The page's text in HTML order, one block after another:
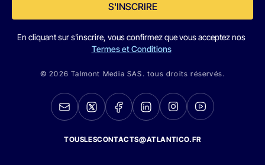
S'INSCRIRE
En cliquant sur s'inscrire, vous confirmez que vous acceptez nos
Termes et Conditions
© 2026 Talmont Media SAS. tous droits réservés.
TOUSLESCONTACTS@ATLANTICO.FR